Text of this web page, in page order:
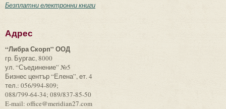
Безплатни електронни книги
Адрес
“Либра Скорп” ООД
гр. Бургас, 8000
ул. “Съединение” №5
Бизнес център “Елена”, ет. 4
тел.: 056/994-809;
088/799-64-34; 089/837-85-50
E-mail: office@meridian27.com